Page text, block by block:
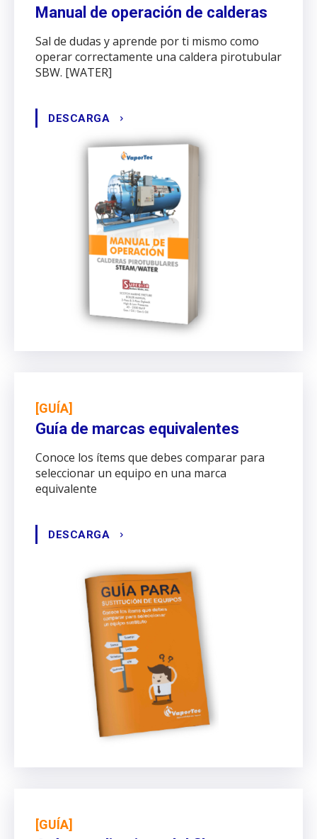
Manual de operación de calderas
Sal de dudas y aprende por ti mismo como
operar correctamente una caldera pirotubular
SBW. [WATER]
DESCARGA
[GUÍA]
Guía de marcas equivalentes
Conoce los ítems que debes comparar para
seleccionar un equipo en una marca
equivalente
DESCARGA
[GUÍA]